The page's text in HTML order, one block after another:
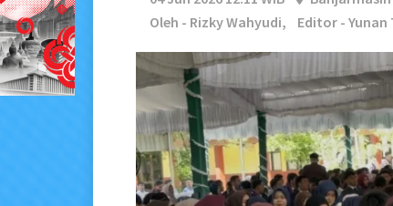
Oleh - Rizky Wahyudi,
Editor - Yunan